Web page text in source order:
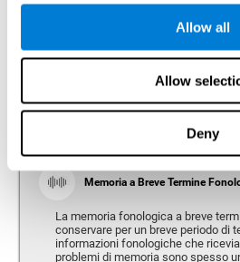
Allow all
Allow
Deny
le Persone Over 65 (CAB-AG) dedica
misurazione dei seguenti tipi di abilità:
recuperare i ricordi del passato.
Memoria a Breve Termine
La memoria fonologica a breve
conservare per un breve periodo di
informazioni fonologiche che
problemi di memoria sono spesso